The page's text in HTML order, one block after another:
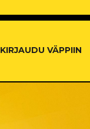
KIRJAUDU VÄPPIIN